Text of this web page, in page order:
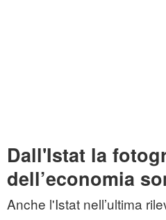
Dall'Istat la
dell’economia
Anche l'Istat nell’ultima